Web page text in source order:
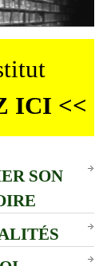
ICI <<
SON